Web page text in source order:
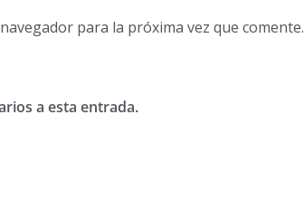
para la próxima vez que comente.
a esta entrada.